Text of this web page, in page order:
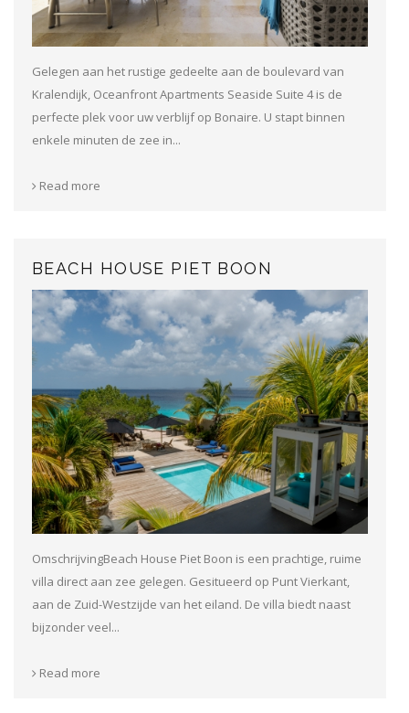
Gelegen aan het rustige gedeelte aan de boulevard van
Kralendijk, Oceanfront Apartments Seaside Suite 4 is de
perfecte plek voor uw verblijf op Bonaire. U stapt binnen
enkele minuten de zee in...
Read more
BEACH HOUSE PIET BOON
OmschrijvingBeach House Piet Boon is een prachtige, ruime
villa direct aan zee gelegen. Gesitueerd op Punt Vierkant,
aan de Zuid-Westzijde van het eiland. De villa biedt naast
bijzonder veel...
Read more